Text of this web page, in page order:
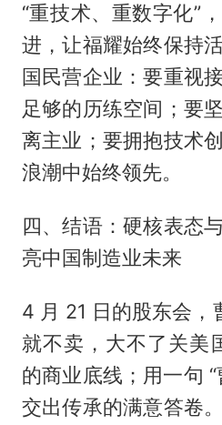
“重技术、重数字化”
进，让福耀始终保持
国民营企业：要重视
足够的历练空间；要
离主业；要拥抱技术
浪潮中始终领先。
四、结语：硬核表态
亮中国制造业未来
4 月 21 日的股东会，
就不卖，大不了关美
的商业底线；用一句 “
交出传承的满意答卷